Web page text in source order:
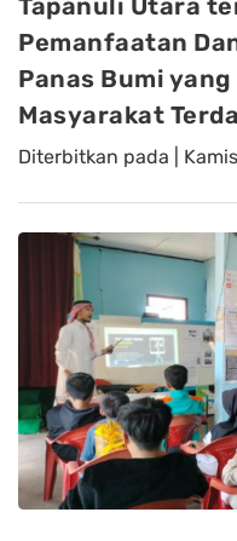
Pemanfaatan
Panas Bumi
Masyarakat
Diterbitkan pada |